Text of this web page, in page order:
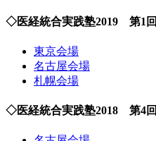
◇医経統合実践塾2019 第1回
東京会場
名古屋会場
札幌会場
◇医経統合実践塾2018 第4回